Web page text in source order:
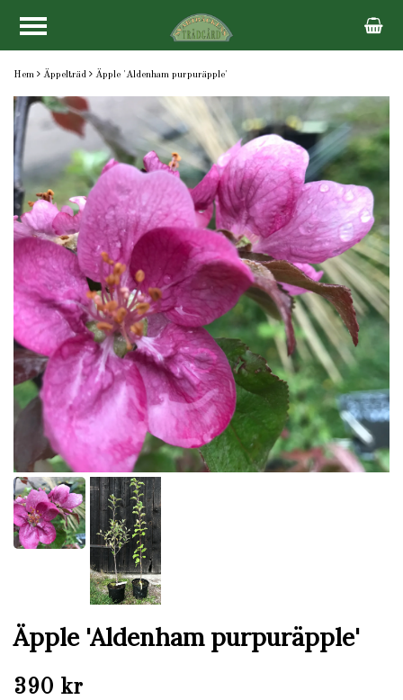
Hem Äppelträd Äpple 'Aldenham purpuräpple'
Äpple 'Aldenham purpuräpple'
390 kr